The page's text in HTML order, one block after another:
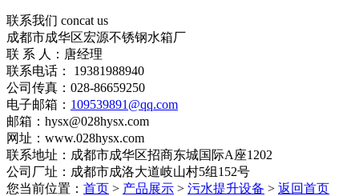
联系我们 concat us
成都市成华区宏源不锈钢水箱厂
联 系 人：唐经理
联系电话： 19381988940
公司传真：028-86659250
电子邮箱： 109539891@qq.com
邮箱：hysx@028hysx.com
网址：www.028hysx.com
联系地址：成都市成华区招商东城国际A座1202
公司厂址：成都市成洛大道岐山村5组152号
您当前位置： 首页 > 产品展示 > 污水提升设备 > 返回首页